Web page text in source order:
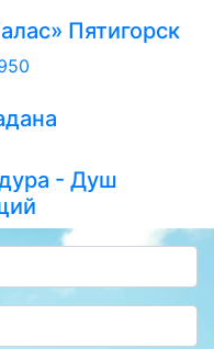
Пятигорск
- Душ